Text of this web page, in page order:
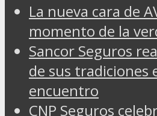
La nueva cara de
momento de la
Sancor Seguros
de sus tradiciones
encuentro
CNP Seguros